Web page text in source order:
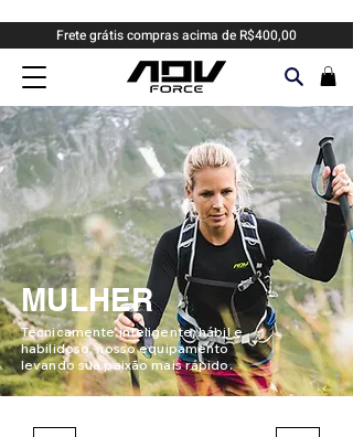
Frete grátis compras acima de R$400,00
MULHER
Tecnicamente inteligente, hábil e
habilidoso, nosso equipamento
levando sua paixão mais rápido.